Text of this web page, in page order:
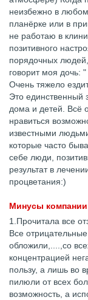
неизбежно в
планёрке или в
не работаю в
позитивного
порядочных
говорит моя дочь:
Очень тяжело
Это единственный
дома и детей. Всё
нравиться
известными
которые часто
себе люди,
результат в
процветания:)
Минусы
1.Прочитала все
Все
обложили,....,со
концентрацией
пользу, а лишь во
пилюли от всех
возможность, а